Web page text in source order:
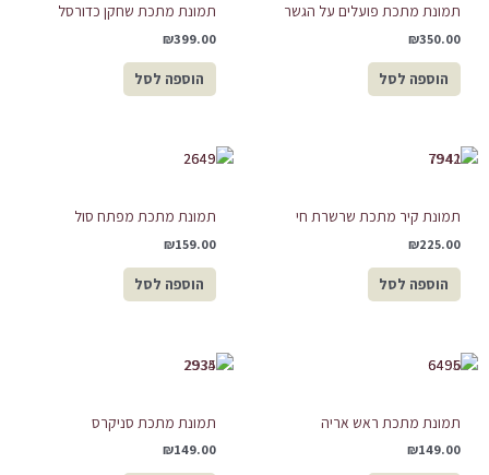
תמונת מתכת פועלים על הגשר
₪350.00
הוספה לסל
תמונת מתכת שחקן כדורסל
₪399.00
הוספה לסל
תמונת קיר מתכת שרשרת חי
₪225.00
הוספה לסל
תמונת מתכת מפתח סול
₪159.00
הוספה לסל
תמונת מתכת ראש אריה
₪149.00
תמונת מתכת סניקרס
₪149.00